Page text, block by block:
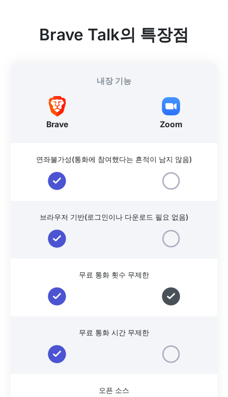
Brave Talk의 특장점
내장 기능
Brave Zoom
연좌불가성(통화에 참여했다는 흔적이 남지 않음)
브라우저 기반(로그인이나 다운로드 필요 없음)
무료 통화 횟수 무제한
무료 통화 시간 무제한
오픈 소스